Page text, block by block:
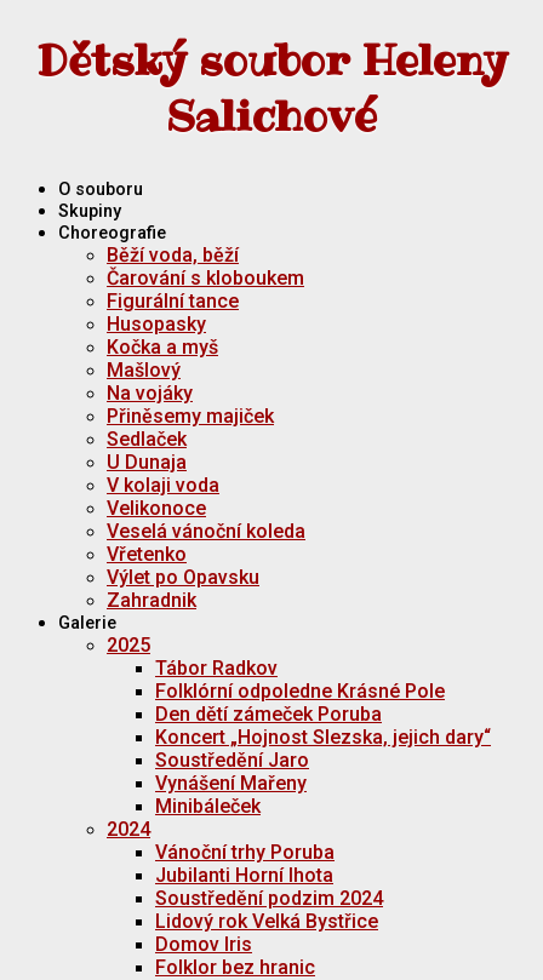
Dětský soubor Heleny
Salichové
O souboru
Skupiny
Choreografie
Běží voda, běží
Čarování s kloboukem
Figurální tance
Husopasky
Kočka a myš
Mašlový
Na vojáky
Přiněsemy majiček
Sedlaček
U Dunaja
V kolaji voda
Velikonoce
Veselá vánoční koleda
Vřetenko
Výlet po Opavsku
Zahradnik
Galerie
2025
Tábor Radkov
Folklórní odpoledne Krásné Pole
Den dětí zámeček Poruba
Koncert „Hojnost Slezska, jejich dary“
Soustředění Jaro
Vynášení Mařeny
Minibáleček
2024
Vánoční trhy Poruba
Jubilanti Horní lhota
Soustředění podzim 2024
Lidový rok Velká Bystřice
Domov Iris
Folklor bez hranic